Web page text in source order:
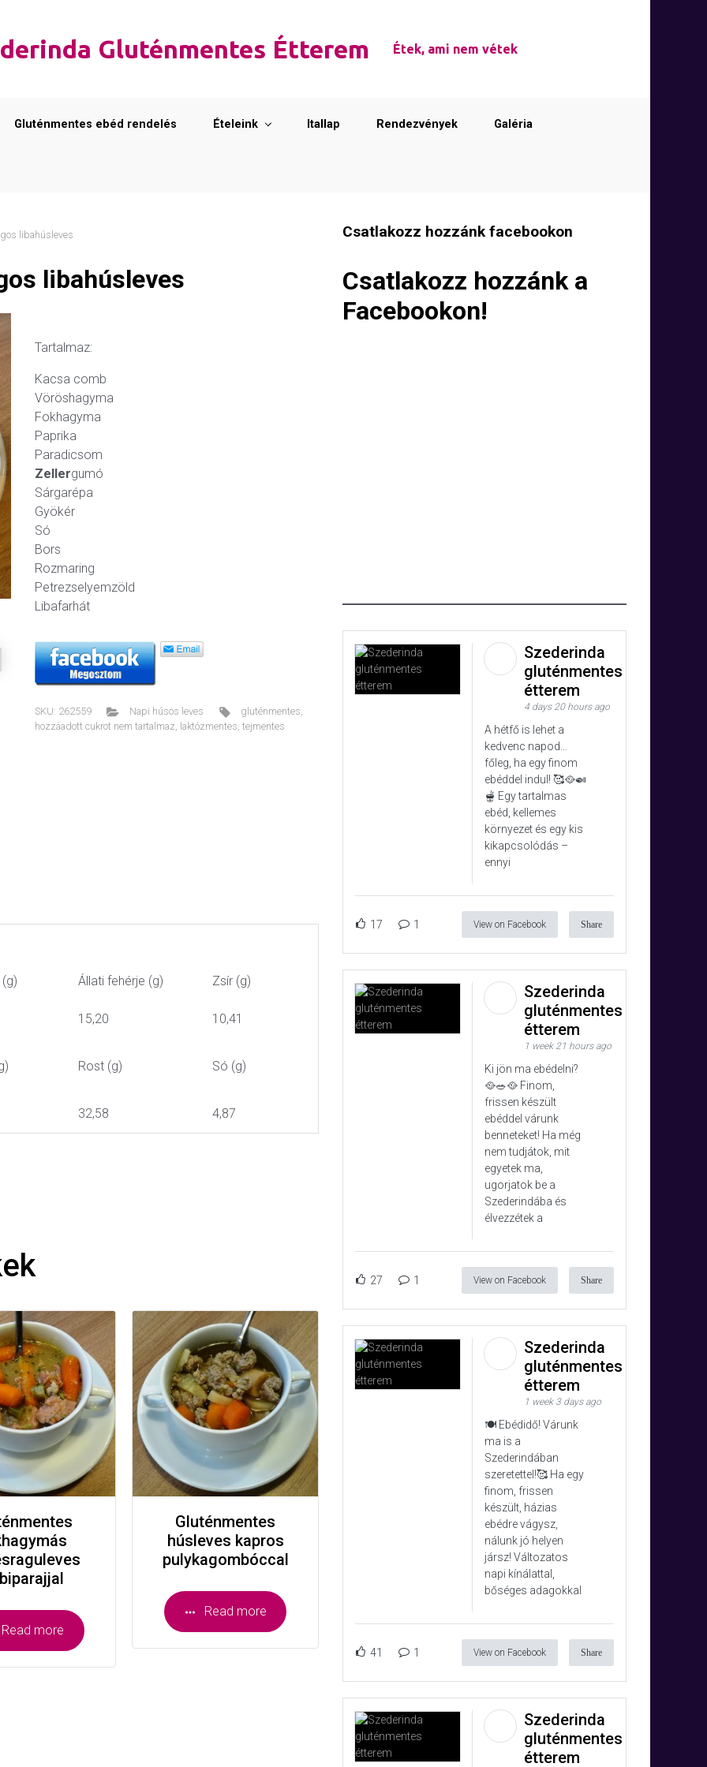
Gluténmentes Étterem Étek, ami nem vétek
Gluténmentes ebéd rendelés Ételeink Itallap Rendezvények Galéria
libahúsleves
libahúsleves
Tartalmaz:
Kacsa comb
Vöröshagyma
Fokhagyma
Paprika
Paradicsom
Zellergumó
Sárgarépa
Gyökér
Só
Bors
Rozmaring
Petrezselyemzöld
Libafarhát
SKU: 262559 Napi húsos leves gluténmentes,
hozzáadott cukrot nem tartalmaz, laktózmentes, tejmentes
Állati fehérje (g) Zsír (g)
15,20 10,41
Rost (g) Só (g)
32,58 4,87
Read more
Gluténmentes
húsleves kapros
pulykagombóccal
Read more
Csatlakozz hozzánk facebookon
Csatlakozz hozzánk a
Facebookon!
Szederinda
gluténmentes
étterem
4 days 20 hours ago
A hétfő is lehet a
kedvenc napod…
főleg, ha egy finom
ebéddel indul! 🥰🥘🍛
🫕 Egy tartalmas
ebéd, kellemes
környezet és egy kis
kikapcsolódás –
ennyi
17 1 View on Facebook Share
Szederinda
gluténmentes
étterem
1 week 21 hours ago
Ki jön ma ebédelni?
🥘🥗🥘 Finom,
frissen készült
ebéddel várunk
benneteket! Ha még
nem tudjátok, mit
egyetek ma,
ugorjatok be a
Szederindába és
élvezzétek a
27 1 View on Facebook Share
Szederinda
gluténmentes
étterem
1 week 3 days ago
🍽️ Ebédidő! Várunk
ma is a
Szederindában
szeretettel!🥰 Ha egy
finom, frissen
készült, házias
ebédre vágysz,
nálunk jó helyen
jársz! Változatos
napi kínálattal,
bőséges adagokkal
41 1 View on Facebook Share
Szederinda
gluténmentes
étterem